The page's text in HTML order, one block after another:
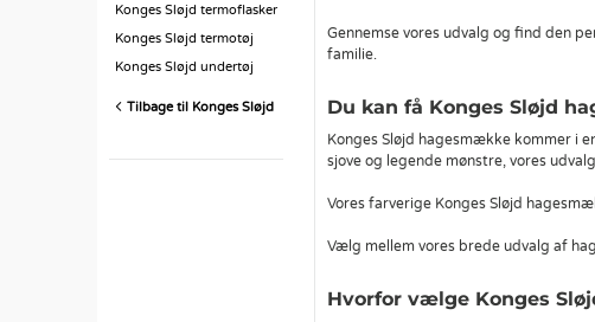
Konges Sløjd termoflasker
Konges Sløjd termotøj
Konges Sløjd undertøj
Tilbage til Konges Sløjd
Gennemse vores udvalg og find den
familie.
Du kan få Konges Sløjd
Konges Sløjd hagesmække kommer i
sjove og legende mønstre, vores
Vores farverige Konges Sløjd
Vælg mellem vores brede udvalg af
Hvorfor vælge Konges